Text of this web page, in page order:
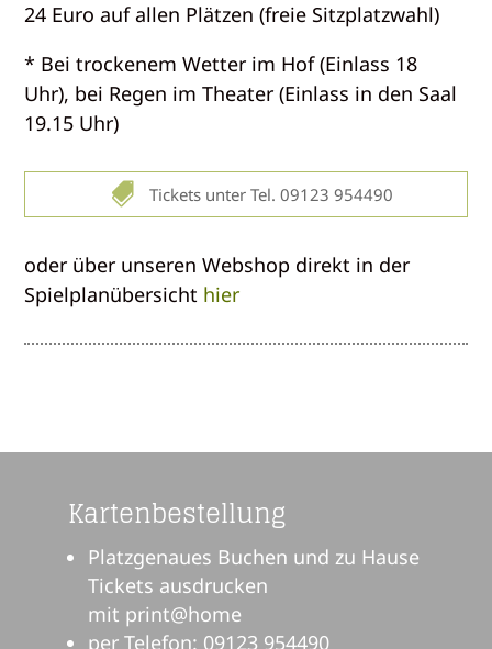
24 Euro auf allen Plätzen (freie Sitzplatzwahl)
* Bei trockenem Wetter im Hof (Einlass 18
Uhr), bei Regen im Theater (Einlass in den Saal
19.15 Uhr)
 Tickets unter Tel. 09123 954490
oder über unseren Webshop direkt in der
Spielplanübersicht hier
Kartenbestellung
Platzgenaues Buchen und zu Hause
Tickets ausdrucken
mit print@home
per Telefon: 09123 954490